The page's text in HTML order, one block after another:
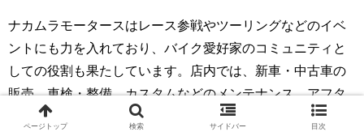
ナカムラモータースはレース参戦やツーリングなどのイベ
ントにも力を入れており、バイク愛好家のコミュニティと
しての役割も果たしています。店内では、新車・中古車の
販売、車検・整備、カスタムなどのメンテナンス、アフタ
ーサービスを提供しており、お客様の愛車を高価買取する
ページトップ 検索 サイドバー 目次